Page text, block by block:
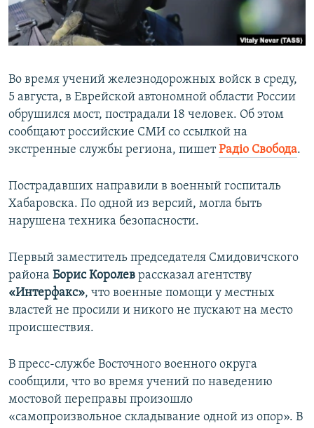
ПОБЕДИТЕЛЕЙ НЕ СУДЯТ?
КРЫМ.НЕПОКОРЕННЫЙ
УКРАИНСКАЯ ПРОБЛЕМА КРЫМА
ПРИСОЕДИНЯЙТЕСЬ!
Все сайты RFE/RL
Во время учений железнодорожных войск в среду,
5 августа, в Еврейской автономной области России
обрушился мост, пострадали 18 человек. Об этом
сообщают российские СМИ со ссылкой на
экстренные службы региона, пишетРадіо Свобода.
Пострадавших направили в военный госпиталь
Хабаровска. По одной из версий, могла быть
нарушена техника безопасности.
Первый заместитель председателя Смидовичского
района Борис Королев рассказал агентству
«Интерфакс», что военные помощи у местных
властей не просили и никого не пускают на место
происшествия.
В пресс-службе Восточного военного округа
сообщили, что во время учений по наведению
мостовой переправы произошло
«самопроизвольное складывание одной из опор». В